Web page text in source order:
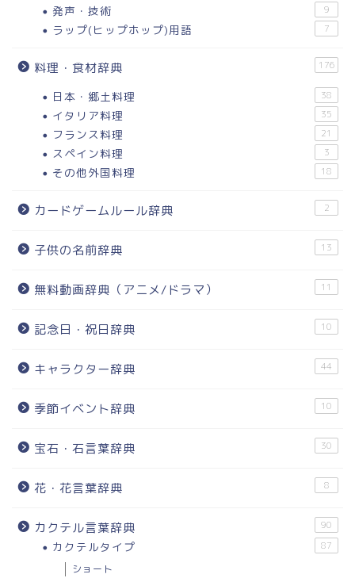
発声・技術 9
ラップ(ヒップホップ)用語 7
料理・食材辞典 176
日本・郷土料理 38
イタリア料理 35
フランス料理 21
スペイン料理 3
その他外国料理 18
カードゲームルール辞典 2
子供の名前辞典 13
無料動画辞典（アニメ/ドラマ） 11
記念日・祝日辞典 10
キャラクター辞典 44
季節イベント辞典 10
宝石・石言葉辞典 30
花・花言葉辞典 8
カクテル言葉辞典 90
カクテルタイプ 87
ショート